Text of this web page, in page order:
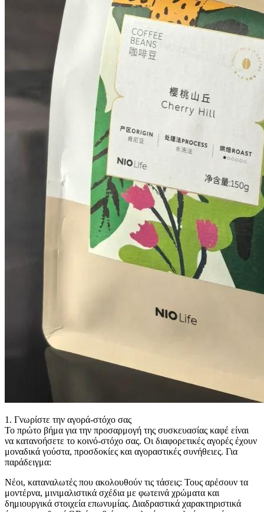
1. Γνωρίστε την αγορά-στόχο σας
Το πρώτο βήμα για την προσαρμογή της συσκευασίας καφέ είναι
να κατανοήσετε το κοινό-στόχο σας. Οι διαφορετικές αγορές έχουν
μοναδικά γούστα, προσδοκίες και αγοραστικές συνήθειες. Για
παράδειγμα:
Νέοι, καταναλωτές που ακολουθούν τις τάσεις: Τους αρέσουν τα
μοντέρνα, μινιμαλιστικά σχέδια με φωτεινά χρώματα και
δημιουργικά στοιχεία επωνυμίας. Διαδραστικά χαρακτηριστικά